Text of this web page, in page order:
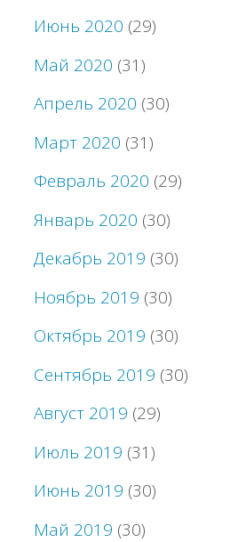
Июнь 2020 (29)
Май 2020 (31)
Апрель 2020 (30)
Март 2020 (31)
Февраль 2020 (29)
Январь 2020 (30)
Декабрь 2019 (30)
Ноябрь 2019 (30)
Октябрь 2019 (30)
Сентябрь 2019 (30)
Август 2019 (29)
Июль 2019 (31)
Июнь 2019 (30)
Май 2019 (30)